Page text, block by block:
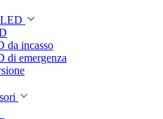
da incasso
di emergenza